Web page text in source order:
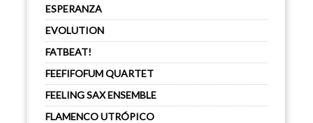
ESPERANZA
EVOLUTION
FATBEAT!
FEEFIFOFUM QUARTET
FEELING SAX ENSEMBLE
FLAMENCO UTRÓPICO